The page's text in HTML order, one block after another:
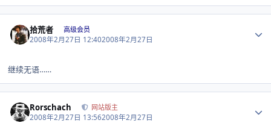
拾荒者 高级会员
2008年2月27日 12:402008年2月27日
继续无语……
Rorschach 网站版主
2008年2月27日 13:562008年2月27日